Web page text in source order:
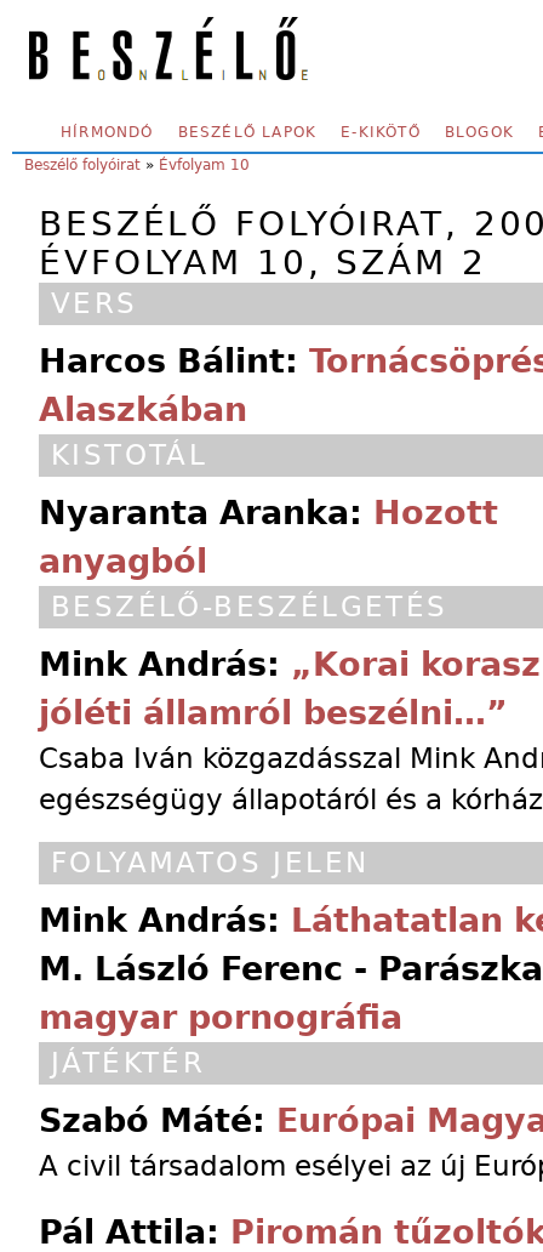
SECONDARY MENU
HÍRMONDÓ BESZÉLŐ LAPOK E-KIKÖTŐ BLOGOK
YOU ARE HERE:
Beszélő folyóirat » Évfolyam 10
BESZÉLŐ FOLYÓIRAT,
ÉVFOLYAM 10, SZÁM 2
VERS
Harcos Bálint:
Alaszkában
KISTOTÁL
Nyaranta Aranka: Hozott
anyagból
BESZÉLŐ-BESZÉLGETÉS
Mink András: „Korai
jóléti államról beszélni…”
Csaba Iván közgazdásszal Mink
egészségügy állapotáról és a
FOLYAMATOS JELEN
Mink András: Láthatatlan
M. László Ferenc -
magyar pornográfia
JÁTÉKTÉR
Szabó Máté: Európai
A civil társadalom esélyei az új
Pál Attila: Piromán